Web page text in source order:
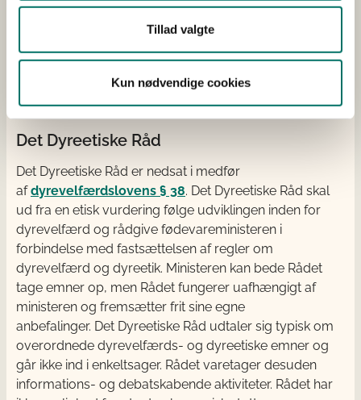
Tillad valgte
Kun nødvendige cookies
Det Dyreetiske Råd
Det Dyreetiske Råd er nedsat i medfør
afdyrevelfærdslovens § 38. Det Dyreetiske Råd skal
ud fra en etisk vurdering følge udviklingen inden for
dyrevelfærd og rådgive fødevareministeren i
forbindelse med fastsættelsen af regler om
dyrevelfærd og dyreetik. Ministeren kan bede Rådet
tage emner op, men Rådet fungerer uafhængigt af
ministeren og fremsætter frit sine egne
anbefalinger. Det Dyreetiske Råd udtaler sig typisk om
overordnede dyrevelfærds- og dyreetiske emner og
går ikke ind i enkeltsager. Rådet varetager desuden
informations- og debatskabende aktiviteter. Rådet har